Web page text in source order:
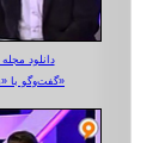
دانلود
گفت‌وگو با «موحد سریعی» و «کریم»